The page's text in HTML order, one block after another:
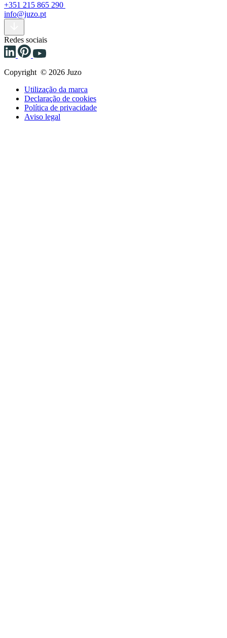
+351 215 865 290
info@juzo.pt
Redes sociais
Copyright © 2026 Juzo
Utilização da marca
Declaração de cookies
Política de privacidade
Aviso legal